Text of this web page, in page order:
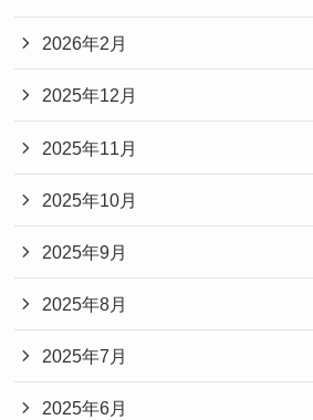
2026年2月
2025年12月
2025年11月
2025年10月
2025年9月
2025年8月
2025年7月
2025年6月